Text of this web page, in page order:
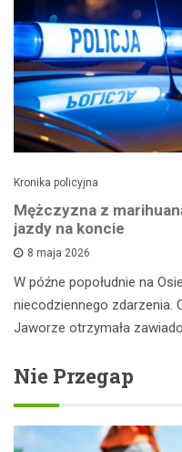
Kronika policyjna
Mężczyzna z
jazdy na koncie
8 maja 2026
W późne popołudnie na
niecodziennego zdarzenia.
Jaworze otrzymała
Nie Przegap